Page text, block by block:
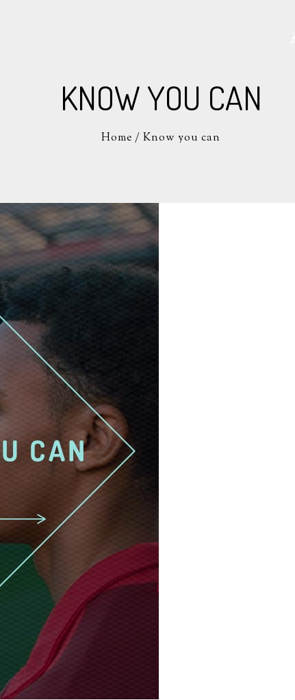
KNOW YOU CAN
Home / Know you can